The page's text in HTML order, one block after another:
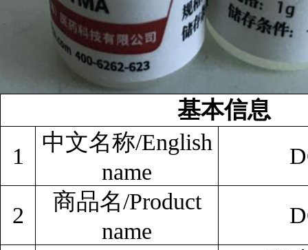
基本信息
1
中文名称/English
name
2
商品名/Product
name